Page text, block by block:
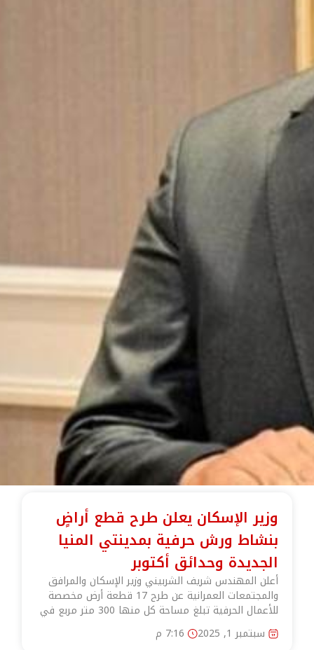
وزير الإسكان يعلن طرح قطع أراضٍ
بنشاط ورش حرفية بمدينتي المنيا
الجديدة وحدائق أكتوبر
أعلن المهندس شريف الشربيني وزير الإسكان والمرافق
والمجتمعات العمرانية عن طرح 17 قطعة أرض مخصصة
للأعمال الحرفية تبلغ مساحة كل منها 300 متر مربع في
سبتمبر 1, 2025
7:16 م